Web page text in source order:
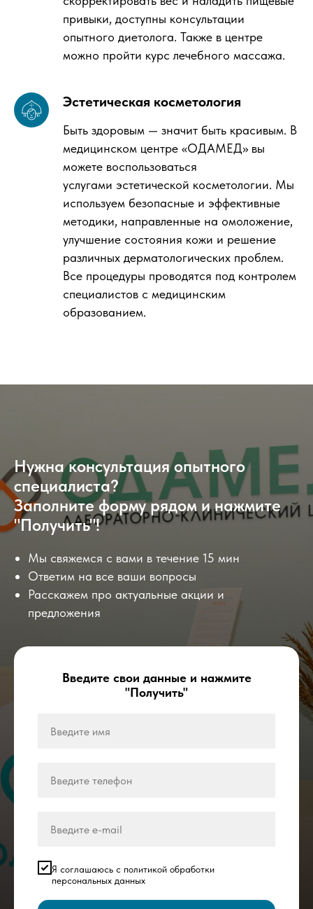
привыки, доступны консультации
опытного диетолога. Также в центре
можно пройти курс лечебного массажа.
Эстетическая косметология
Быть здоровым — значит быть красивым. В
медицинском центре «ОДАМЕД» вы
можете воспользоваться
услугами эстетической косметологии. Мы
используем безопасные и эффективные
методики, направленные на омоложение,
улучшение состояния кожи и решение
различных дерматологических проблем.
Все процедуры проводятся под контролем
специалистов с медицинским
образованием.
Нужна консультация опытного
специалиста?
Заполните форму рядом и нажмите
"Получить"!
Мы свяжемся с вами в течение 15 мин
Ответим на все ваши вопросы
Расскажем про актуальные акции и
предложения
Введите свои данные и нажмите
"Получить"
Я соглашаюсь с политикой обработки
персональных данных